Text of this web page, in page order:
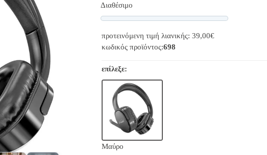
Διαθέσιμο
προτεινόμενη τιμή λιανικής: 39,00€
κωδικός προϊόντος:698
επίλεξε:
Μαύρο